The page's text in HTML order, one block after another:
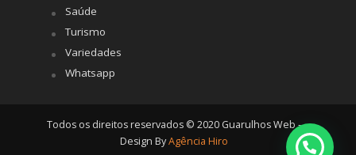
Saúde
Turismo
Variedades
Whatsapp
Todos os direitos reservados © 2020 Guarulhos Web -
Design ByAgência Hiro
Posso ajudar?